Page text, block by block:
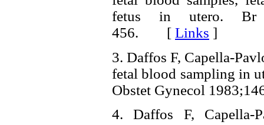
fetus in utero. Br
456. [ Links ]
3. Daffos F, Capella-
fetal blood sampling in
Obstet Gynecol
4. Daffos F, Capella-